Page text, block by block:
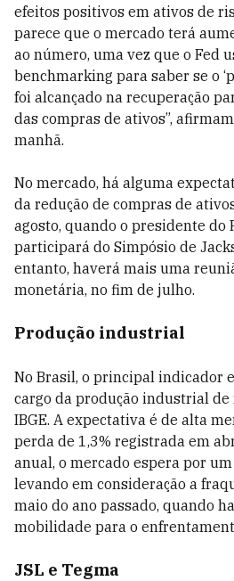
efeitos positivos em ativos de
parece que o mercado terá
ao número, uma vez que o Fed
benchmarking para saber se o
foi alcançado na recuperação
das compras de ativos”,
manhã.
No mercado, há alguma
da redução de compras de
agosto, quando o presidente do
participará do Simpósio de
entanto, haverá mais uma
monetária, no fim de julho.
Produção industrial
No Brasil, o principal indicador
cargo da produção industrial
IBGE. A expectativa é de alta
perda de 1,3% registrada em
anual, o mercado espera por
levando em consideração a
maio do ano passado, quando
mobilidade para o
JSL e Tegma